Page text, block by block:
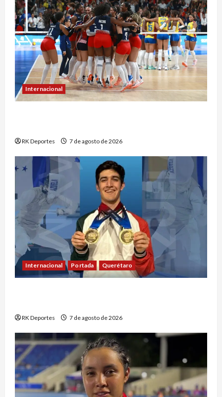
Internacional
RK Deportes 7 de agosto de 2026
Internacional Portada Querétaro
RK Deportes 7 de agosto de 2026